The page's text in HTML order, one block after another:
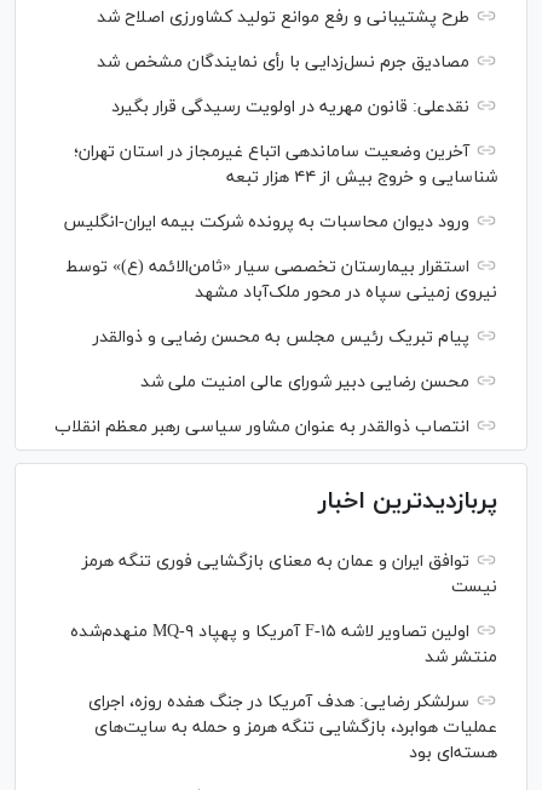
طرح پشتیبانی و رفع موانع تولید کشاورزی اصلاح شد
مصادیق جرم نسل‌زدایی با رأی نمایندگان مشخص شد
نقدعلی: قانون مهریه در اولویت رسیدگی قرار بگیرد
آخرین وضعیت ساماندهی اتباع غیرمجاز در استان تهران؛
شناسایی و خروج بیش از ۴۴ هزار تبعه
ورود دیوان محاسبات به پرونده شرکت بیمه ایران-انگلیس
استقرار بیمارستان تخصصی سیار «ثامن‌الائمه (ع)» توسط
نیروی زمینی سپاه در محور ملک‌آباد مشهد
پیام تبریک رئیس مجلس به محسن رضایی و ذوالقدر
محسن رضایی دبیر شورای عالی امنیت ملی شد
انتصاب ذوالقدر به عنوان مشاور سیاسی رهبر معظم انقلاب
پربازدیدترین اخبار
توافق ایران و عمان به معنای بازگشایی فوری تنگه هرمز
نیست
اولین تصاویر لاشه F-۱۵ آمریکا و پهپاد MQ-۹ منهدم‌شده
منتشر شد
سرلشکر رضایی: هدف آمریکا در جنگ هفده روزه، اجرای
عملیات هوابرد، بازگشایی تنگه هرمز و حمله به سایت‌های
هسته‌ای بود